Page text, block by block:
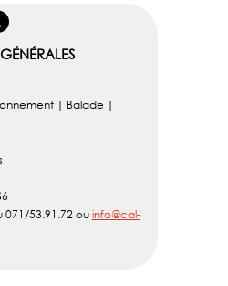
| Balade |
071/53.91.72 ou info@cal-